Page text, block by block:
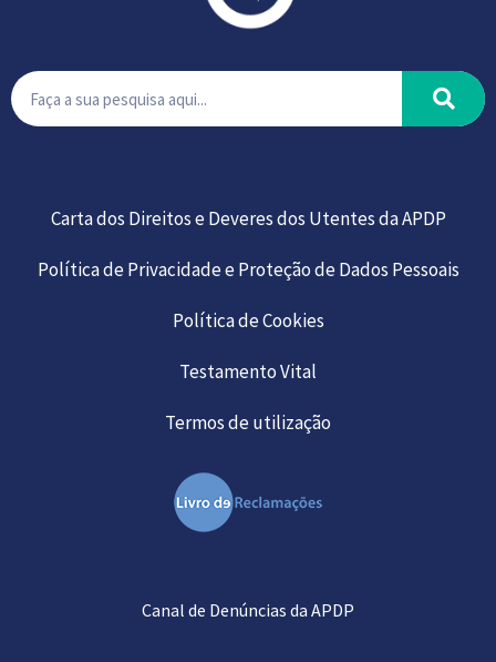
Carta dos Direitos e Deveres dos Utentes da APDP
Política de Privacidade e Proteção de Dados Pessoais
Política de Cookies
Testamento Vital
Termos de utilização
Canal de Denúncias da APDP